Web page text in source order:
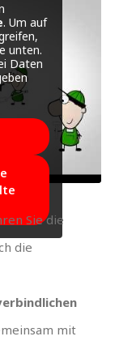
. Um auf
unten.
Daten
Sie die
die
mit